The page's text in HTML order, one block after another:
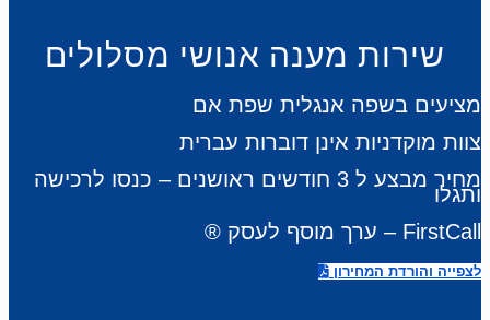
שירות מענה אנושי מסלולים
מציעים בשפה אנגלית שפת אם
צוות מוקדניות אינן דוברות עברית
מחיר מבצע ל 3 חודשים ראושנים – כנסו לרכישה
ותגלו
® ערך מוסף לעסק – FirstCall
לצפייה והורדת המחירון